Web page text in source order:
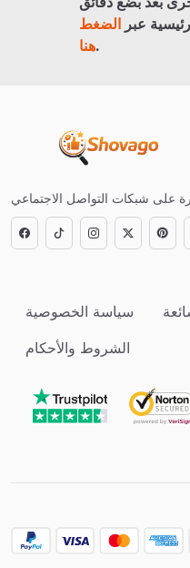
عبرالضغط
هنا.
على شبكات التواصل الاجتماعي
سياسة الخصوصية
الشروط والأحكام